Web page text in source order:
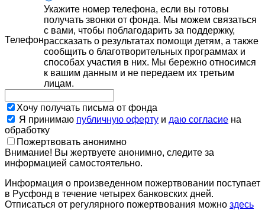
Телефон
Укажите номер телефона, если вы готовы
получать звонки от фонда. Мы можем связаться
с вами, чтобы поблагодарить за поддержку,
рассказать о результатах помощи детям, а также
сообщить о благотворительных программах и
способах участия в них. Мы бережно относимся
к вашим данным и не передаем их третьим
лицам.
Хочу получать письма от фонда
Я принимаю публичную оферту и даю согласие на
обработку
Пожертвовать анонимно
Внимание! Вы жертвуете анонимно, следите за
информацией самостоятельно.
Информация о произведенном пожертвовании поступает
в Русфонд в течение четырех банковских дней.
Отписаться от регулярного пожертвования можно здесь